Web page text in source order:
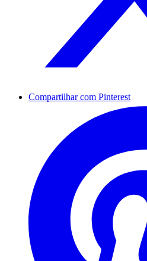
Compartilhar com Pinterest